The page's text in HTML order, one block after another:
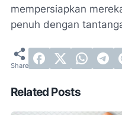
mempersiapkan
penuh dengan
Related Posts